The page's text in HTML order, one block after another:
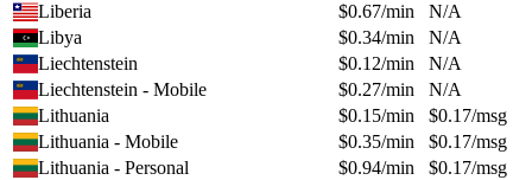
Liberia
$0.67/min
N/A
Libya
$0.34/min
N/A
Liechtenstein
$0.12/min
N/A
Liechtenstein - Mobile
$0.27/min
N/A
Lithuania
$0.15/min $0.17/msg
Lithuania - Mobile
$0.35/min $0.17/msg
Lithuania - Personal
$0.94/min $0.17/msg